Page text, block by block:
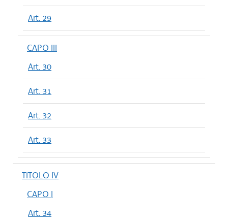
Art. 29
CAPO III
Art. 30
Art. 31
Art. 32
Art. 33
TITOLO IV
CAPO I
Art. 34